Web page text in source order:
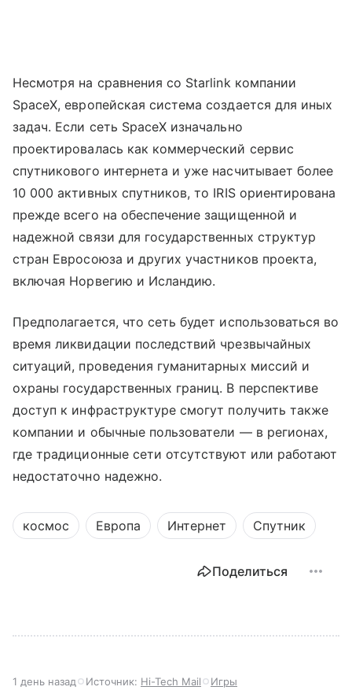
Несмотря на сравнения со Starlink компании
SpaceX, европейская система создается для иных
задач. Если сеть SpaceX изначально
проектировалась как коммерческий сервис
спутникового интернета и уже насчитывает более
10 000 активных спутников, то IRIS ориентирована
прежде всего на обеспечение защищенной и
надежной связи для государственных структур
стран Евросоюза и других участников проекта,
включая Норвегию и Исландию.
Предполагается, что сеть будет использоваться во
время ликвидации последствий чрезвычайных
ситуаций, проведения гуманитарных миссий и
охраны государственных границ. В перспективе
доступ к инфраструктуре смогут получить также
компании и обычные пользователи — в регионах,
где традиционные сети отсутствуют или работают
недостаточно надежно.
космос Европа Интернет Спутник
Поделиться
1 день назад Источник: Hi-Tech Mail Игры